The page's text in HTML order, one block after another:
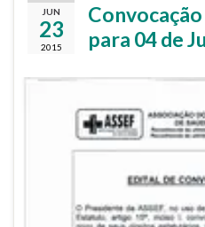
JUN
23
2015
para 04 de